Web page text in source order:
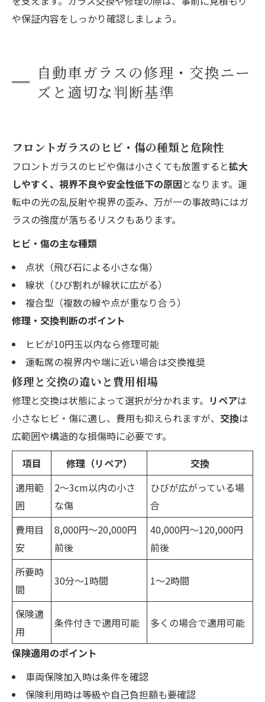
や保証内容をしっかり確認しましょう。
自動車ガラスの修理・交換ニー
ズと適切な判断基準
フロントガラスのヒビ・傷の種類と危険性
フロントガラスのヒビや傷は小さくても放置すると拡大
しやすく、視界不良や安全性低下の原因となります。運
転中の光の乱反射や視界の歪み、万が一の事故時にはガ
ラスの強度が落ちるリスクもあります。
ヒビ・傷の主な種類
点状（飛び石による小さな傷）
線状（ひび割れが線状に広がる）
複合型（複数の線や点が重なり合う）
修理・交換判断のポイント
ヒビが10円玉以内なら修理可能
運転席の視界内や端に近い場合は交換推奨
修理と交換の違いと費用相場
修理と交換は状態によって選択が分かれます。 リペアは
小さなヒビ・傷に適し、費用も抑えられますが、 交換は
広範囲や構造的な損傷時に必要です。
項目
修理（リペア）
交換
適用範
囲
2～3cm以内の小さ
な傷
ひびが広がっている場
合
費用目
安
8,000円～20,000円
前後
40,000円～120,000円
前後
所要時
間
30分～1時間 1～2時間
保険適
用
条件付きで適用可能 多くの場合で適用可能
保険適用のポイント
車両保険加入時は条件を確認
保険利用時は等級や自己負担額も要確認